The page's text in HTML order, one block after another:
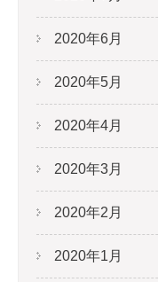
2020年6月
2020年5月
2020年4月
2020年3月
2020年2月
2020年1月